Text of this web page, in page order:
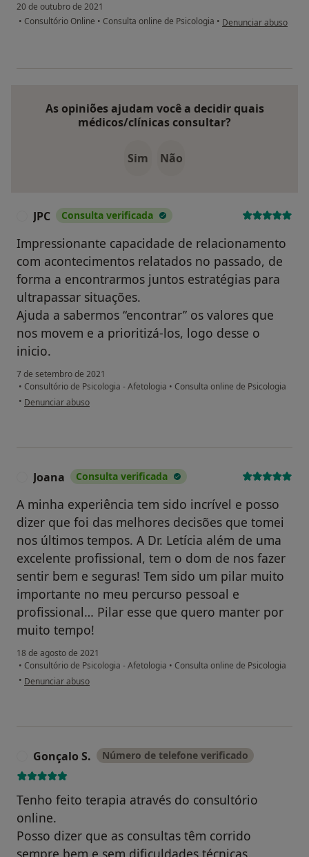
20 de outubro de 2021
• Consultório Online • Consulta online de Psicologia • na opinião do
Denunciar abuso
As opiniões ajudam você a decidir quais
médicos/clínicas consultar?
Sim Não
JPC Consulta verificada
Impressionante capacidade de relacionamento
com acontecimentos relatados no passado, de
forma a encontrarmos juntos estratégias para
ultrapassar situações.
Ajuda a sabermos “encontrar” os valores que
nos movem e a prioritizá-los, logo desse o
inicio.
7 de setembro de 2021
• Consultório de Psicologia - Afetologia • Consulta online de Psicologia
• na opinião do utilizador JPC
Denunciar abuso
Joana Consulta verificada
A minha experiência tem sido incrível e posso
dizer que foi das melhores decisões que tomei
nos últimos tempos. A Dr. Letícia além de uma
excelente profissional, tem o dom de nos fazer
sentir bem e seguras! Tem sido um pilar muito
importante no meu percurso pessoal e
profissional… Pilar esse que quero manter por
muito tempo!
18 de agosto de 2021
• Consultório de Psicologia - Afetologia • Consulta online de Psicologia
• na opinião do utilizador Joana
Denunciar abuso
Gonçalo S. Número de telefone verificado
Tenho feito terapia através do consultório
online.
Posso dizer que as consultas têm corrido
sempre bem e sem dificuldades técnicas.